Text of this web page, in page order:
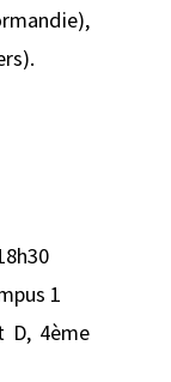
1
D, 4ème